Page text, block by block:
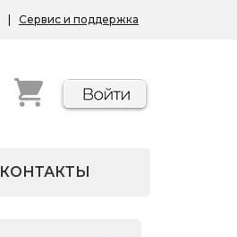
Сервис и поддержка
КОНТАКТЫ